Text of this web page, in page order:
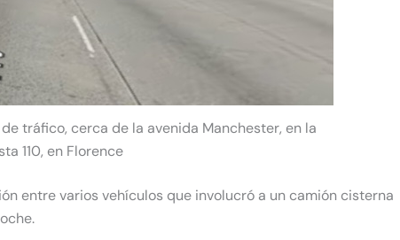
tráfico, cerca de la avenida Manchester, en la
110, en Florence
entre varios vehículos que involucró a un camión cisterna